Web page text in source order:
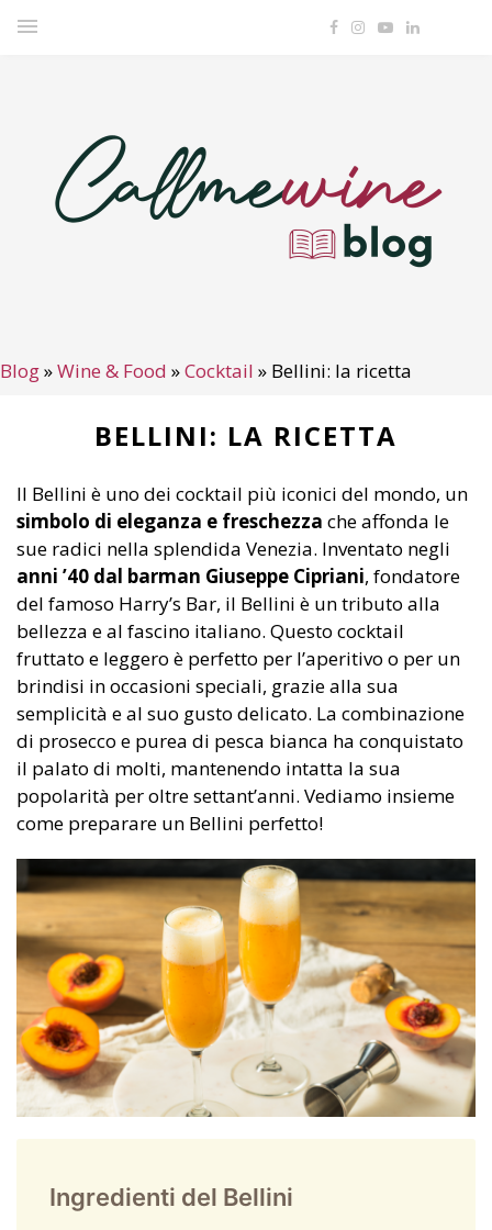
Blog»Wine & Food »Cocktail » Bellini: la ricetta
BELLINI: LA RICETTA
Il Bellini è uno dei cocktail più iconici del mondo, un
simbolo di eleganza e freschezza che affonda le
sue radici nella splendida Venezia. Inventato negli
anni ’40 dal barman Giuseppe Cipriani, fondatore
del famoso Harry’s Bar, il Bellini è un tributo alla
bellezza e al fascino italiano. Questo cocktail
fruttato e leggero è perfetto per l’aperitivo o per un
brindisi in occasioni speciali, grazie alla sua
semplicità e al suo gusto delicato. La combinazione
di prosecco e purea di pesca bianca ha conquistato
il palato di molti, mantenendo intatta la sua
popolarità per oltre settant’anni. Vediamo insieme
come preparare un Bellini perfetto!
Ingredienti del Bellini